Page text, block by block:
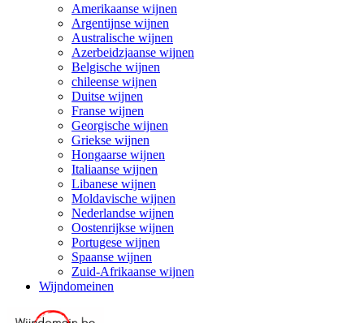
Amerikaanse wijnen
Argentijnse wijnen
Australische wijnen
Azerbeidzjaanse wijnen
Belgische wijnen
chileense wijnen
Duitse wijnen
Franse wijnen
Georgische wijnen
Griekse wijnen
Hongaarse wijnen
Italiaanse wijnen
Libanese wijnen
Moldavische wijnen
Nederlandse wijnen
Oostenrijkse wijnen
Portugese wijnen
Spaanse wijnen
Zuid-Afrikaanse wijnen
Wijndomeinen